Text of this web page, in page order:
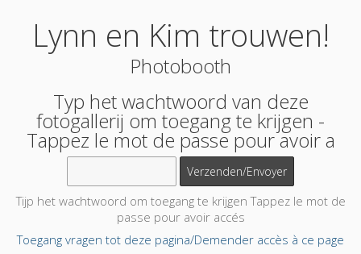
Lynn en Kim trouwen!
Photobooth
Typ het wachtwoord van deze
fotogallerij om toegang te krijgen -
Tappez le mot de passe pour avoir a
Tijp het wachtwoord om toegang te krijgen Tappez le mot de
passe pour avoir accés
Toegang vragen tot deze pagina/Demender accès à ce page